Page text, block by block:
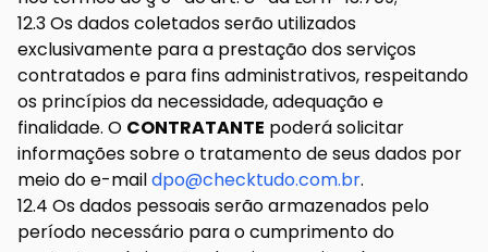
12.3 Os dados coletados serão utilizados
exclusivamente para a prestação dos serviços
contratados e para fins administrativos, respeitando
os princípios da necessidade, adequação e
finalidade. O CONTRATANTE poderá solicitar
informações sobre o tratamento de seus dados por
meio do e-maildpo@checktudo.com.br.
12.4 Os dados pessoais serão armazenados pelo
período necessário para o cumprimento do